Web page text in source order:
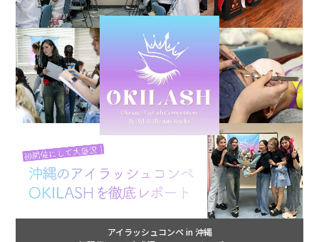
アイラッシュコンペ in 沖縄